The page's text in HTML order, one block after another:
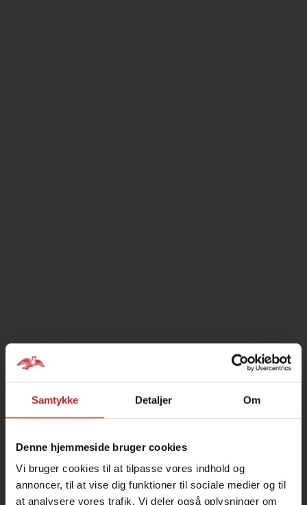
Samtykke Detaljer Om
Denne hjemmeside bruger cookies
Vi bruger cookies til at tilpasse vores indhold og
annoncer, til at vise dig funktioner til sociale medier og til
at analysere vores trafik. Vi deler også oplysninger om